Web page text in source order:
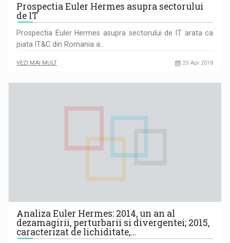
Prospectia Euler Hermes asupra sectorului
de IT
Prospectia Euler Hermes asupra sectorului de IT arata ca
piata IT&C din Romania a…
VEZI MAI MULT 23 Apr 2018
Analiza Euler Hermes: 2014, un an al
dezamagirii, perturbarii si divergentei; 2015,
caracterizat de lichiditate,…